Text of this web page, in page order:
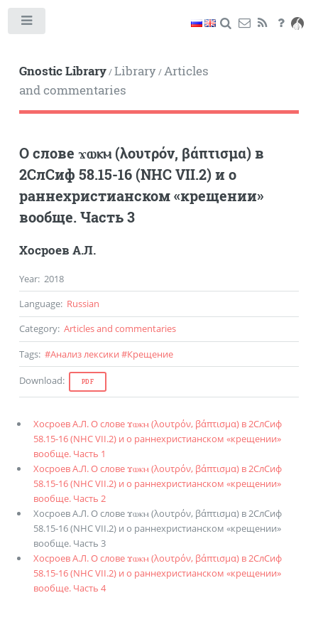
Gnostic Library/Library/Articles
and commentaries
О слове ϫⲱⲕⲙ (λουτρόν, βάπτισμα) в
2СлСиф 58.15-16 (NHC VII.2) и о
раннехристианском «крещении»
вообще. Часть 3
Хосроев А.Л.
Year: 2018
Language: Russian
Category: Articles and commentaries
Tags: #Анализ лексики #Крещение
Download: PDF
Хосроев А.Л. О слове ϫⲱⲕⲙ (λουτρόν, βάπτισμα) в 2СлСиф
58.15-16 (NHC VII.2) и о раннехристианском «крещении»
вообще. Часть 1
Хосроев А.Л. О слове ϫⲱⲕⲙ (λουτρόν, βάπτισμα) в 2СлСиф
58.15-16 (NHC VII.2) и о раннехристианском «крещении»
вообще. Часть 2
Хосроев А.Л. О слове ϫⲱⲕⲙ (λουτρόν, βάπτισμα) в 2СлСиф
58.15-16 (NHC VII.2) и о раннехристианском «крещении»
вообще. Часть 3
Хосроев А.Л. О слове ϫⲱⲕⲙ (λουτρόν, βάπτισμα) в 2СлСиф
58.15-16 (NHC VII.2) и о раннехристианском «крещении»
вообще. Часть 4